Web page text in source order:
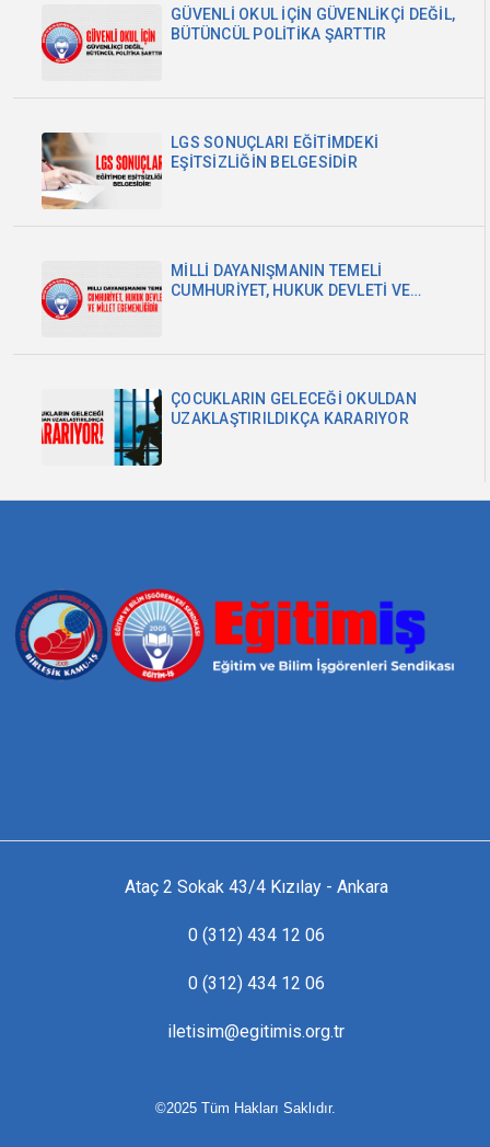
GÜVENLİ OKUL İÇİN GÜVENLİKÇİ DEĞİL,
BÜTÜNCÜL POLİTİKA ŞARTTIR
LGS SONUÇLARI EĞİTİMDEKİ
EŞİTSİZLİĞİN BELGESİDİR
MİLLİ DAYANIŞMANIN TEMELİ
CUMHURİYET, HUKUK DEVLETİ VE
ÇOCUKLARIN GELECEĞİ OKULDAN
UZAKLAŞTIRILDIKÇA KARARIYOR
Ataç 2 Sokak 43/4 Kızılay - Ankara
0 (312) 434 12 06
0 (312) 434 12 06
iletisim@egitimis.org.tr
©2025 Tüm Hakları Saklıdır.